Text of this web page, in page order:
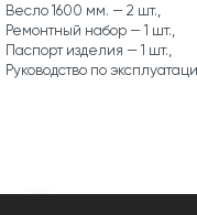
Весло 1600 мм. — 2 шт.,
Ремонтный набор — 1 шт.,
Паспорт изделия — 1 шт.,
Руководство по